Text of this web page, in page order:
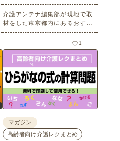
介護アンテナ編集部が現地で取
材をした東京都内にあるおすす
めの梅の名所を５選紹介しま
す。見どころはもちろんのこと
バリアフリーの設備面について
も紹介しているので、介護施設
などでの外出アクティビティの
事前チェックの際にぜひ参考に
してください。
1
マガジン
高齢者向け介護レクまとめ